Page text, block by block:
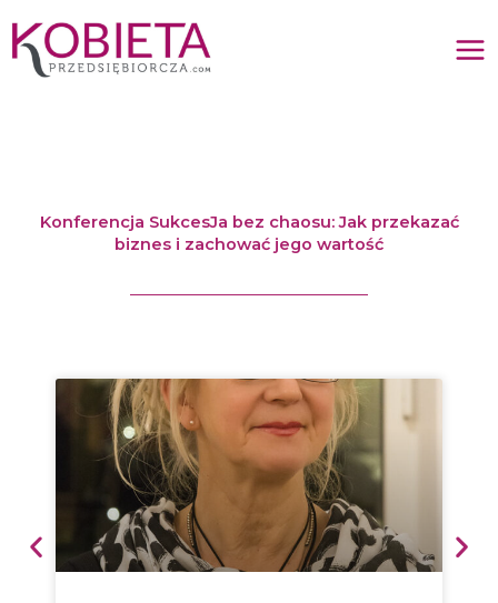
do
treści
Konferencja SukcesJa bez chaosu: Jak przekazać
biznes i zachować jego wartość